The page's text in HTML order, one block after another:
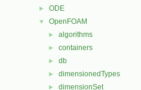
► ODE
▼ OpenFOAM
► algorithms
► containers
► db
► dimensionedTypes
► dimensionSet